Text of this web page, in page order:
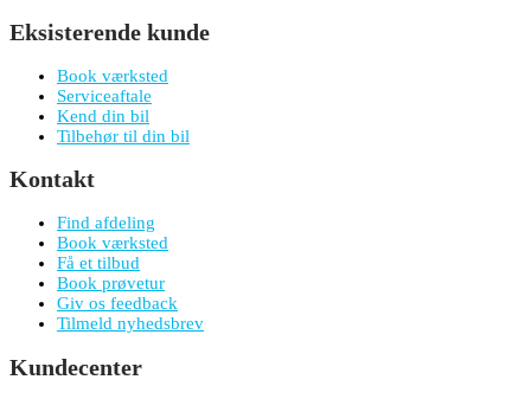
Eksisterende kunde
Book værksted
Serviceaftale
Kend din bil
Tilbehør til din bil
Kontakt
Find afdeling
Book værksted
Få et tilbud
Book prøvetur
Giv os feedback
Tilmeld nyhedsbrev
Kundecenter